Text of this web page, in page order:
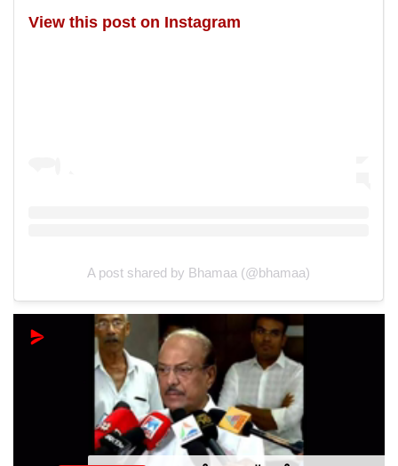
View this post on Instagram
A post shared by Bhamaa (@bhamaa)